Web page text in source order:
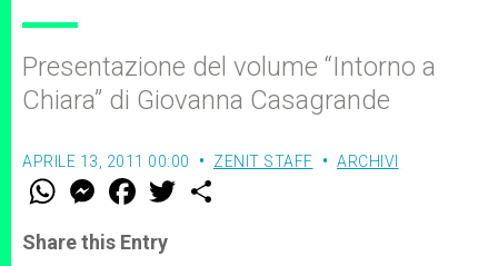
Presentazione del volume “Intorno a
Chiara” di Giovanna Casagrande
APRILE 13, 2011 00:00 ZENIT STAFF ARCHIVI
W
t
s
M
e
s
e
F
a
e
b
w
Share this Entry